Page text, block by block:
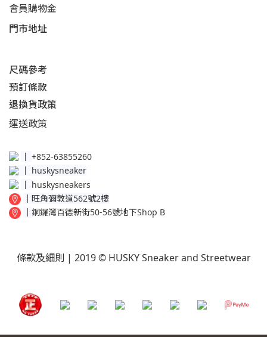
會員購物金
門市地址
尺碼參考
預訂條款
退換貨政策​
運送政策​
│ +852-63855260
huskysneaker
│ huskysneakers
│ 旺角彌敦道562號2樓
│ 銅鑼灣百德新街50-56號地下Shop B
條款及細則 | 2019 © HUSKY Sneaker and Streetwear